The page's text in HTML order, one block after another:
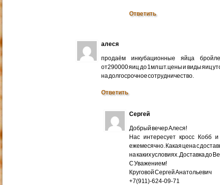
Ответить
алеся
продаём инкубационные яйца
от290000 яиц до 1мл шт.цены и виды яиц
на долгосрочное сотрудничество.
Ответить
Сергей
Добрый вечер Алеся!
Нас интересует кросс Кобб
ежемесячно. Какая цена с
на каких условиях. Доставка до
С Уважением!
Круговой Сергей Анатольевич
+7(911)-624-09-71